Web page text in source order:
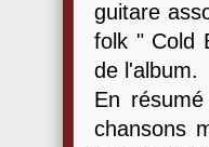
guitare
folk " Cold
de l'album.
En
chansons